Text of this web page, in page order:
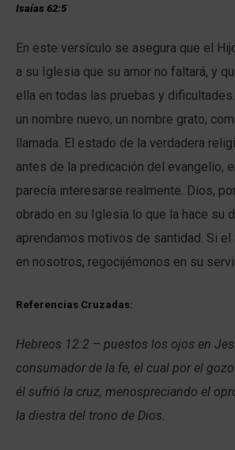
Isaías 62:5
En este versículo se asegura que el
a su Iglesia que su amor no faltará, y
ella en todas las pruebas y
un nombre nuevo, un nombre grato,
llamada. El estado de la verdadera
antes de la predicación del evangelio,
parecía interesarse realmente. Dios,
obrado en su Iglesia lo que la hace su
aprendamos motivos de santidad. Si el
en nosotros, regocijémonos en su
Referencias Cruzadas:
Hebreos 12:2 – puestos los ojos en
consumador de la fe, el cual por el
él sufrió la cruz, menospreciando el
la diestra del trono de Dios.